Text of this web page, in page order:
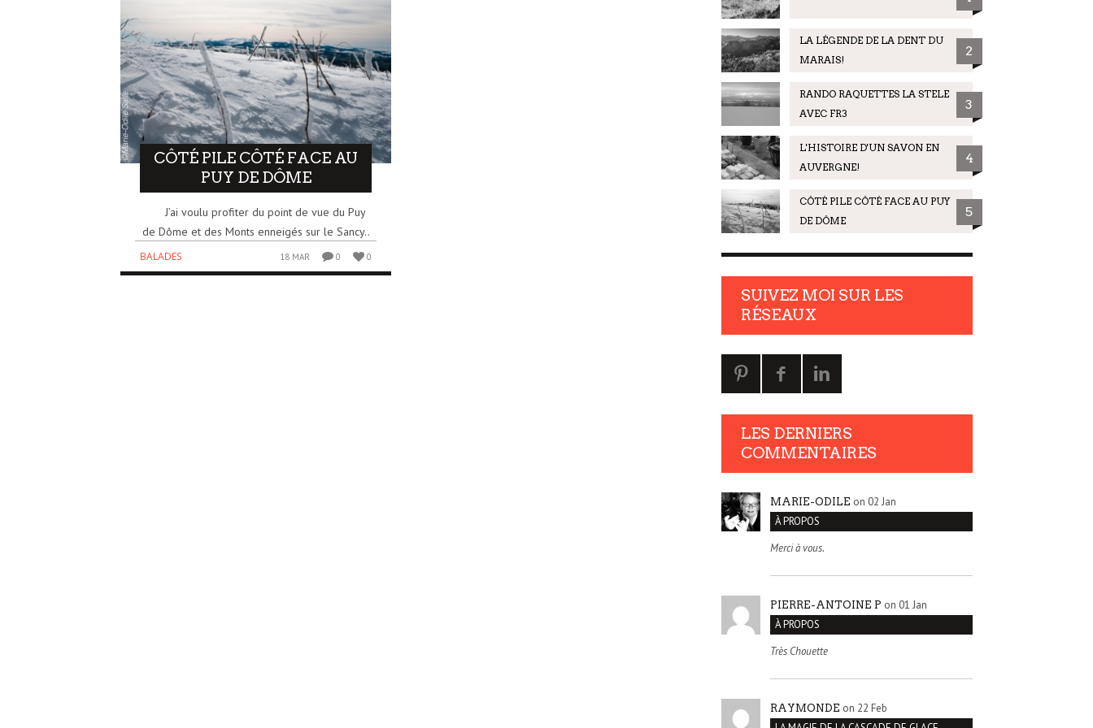
CÔTÉ PILE CÔTÉ FACE AU
PUY DE DÔME
J’ai voulu profiter du point de vue du Puy
de Dôme et des Monts enneigés sur le Sancy..
BALADES 18 MAR 0 0
LA LÉGENDE DE LA DENT DU
MARAIS!
2
RANDO RAQUETTES LA STELE
AVEC FR3
3
L'HISTOIRE D'UN SAVON EN
AUVERGNE!
4
CÔTÉ PILE CÔTÉ FACE AU PUY
DE DÔME
5
SUIVEZ MOI SUR LES
RÉSEAUX
LES DERNIERS
COMMENTAIRES
MARIE-ODILE on 02 Jan
À PROPOS
Merci à vous.
PIERRE-ANTOINE P on 01 Jan
À PROPOS
Très Chouette
RAYMONDE on 22 Feb